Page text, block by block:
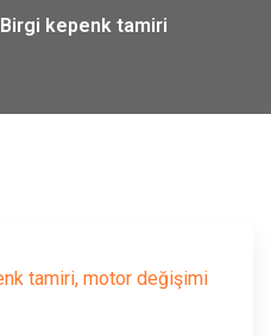
Birgi kepenk tamiri